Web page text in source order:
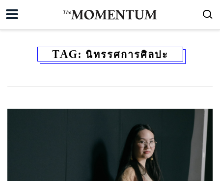
TAG: นิทรรศการศิลปะ